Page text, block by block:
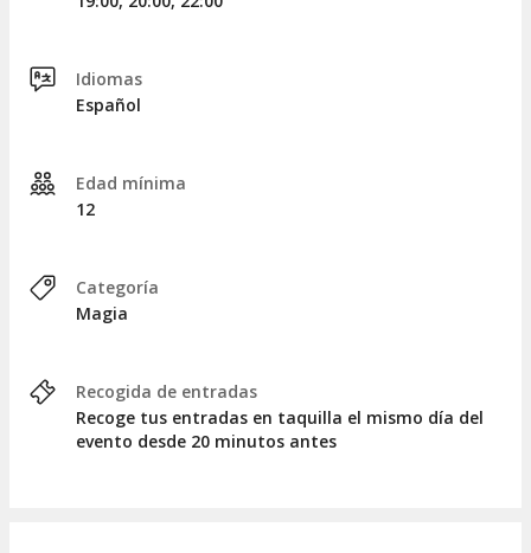
ser hiriente).
Bromas y guiños rápidos que hay que pillarlos al
a partir de 12 años.
Subcampeón del Mundo en magia de cerca.
Aforo máximo de 45 personas: ambiente íntimo e
Idiomas
Español
Edad mínima
12
Categoría
Magia
Recogida de entradas
Recoge tus entradas en taquilla el mismo día del
evento desde 20 minutos antes